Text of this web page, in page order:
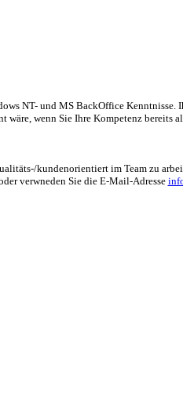
NT- und MS BackOffice
wäre, wenn Sie Ihre Kompetenz
kundenorientiert im Team zu
verwneden Sie die E-Mail-Adresse